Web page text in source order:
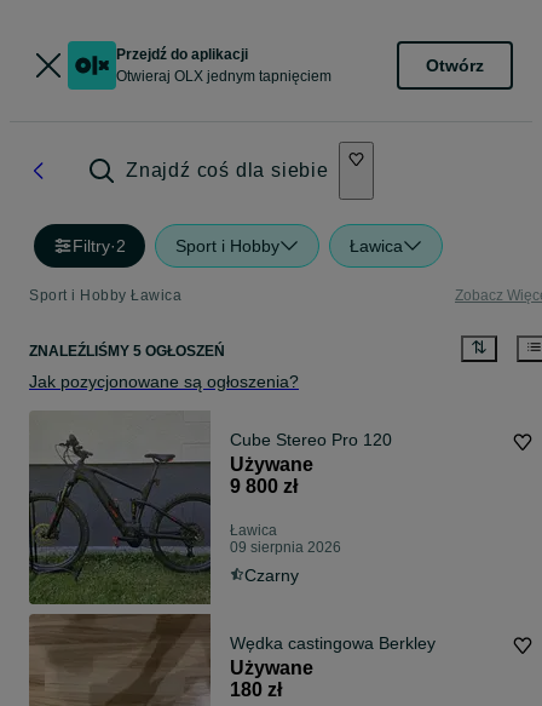
Przejdź do aplikacji
Otwieraj OLX jednym tapnięciem
Otwórz
Znajdź coś dla siebie
Filtry·2 Sport i Hobby Ławica
Sport i Hobby Ławica Zobacz
ZNALEŹLIŚMY 5 OGŁOSZEŃ
Jak pozycjonowane są ogłoszenia?
Cube Stereo Pro 120
Używane
9 800 zł
Ławica
09 sierpnia 2026
Czarny
Wędka castingowa Berkley
Używane
180 zł